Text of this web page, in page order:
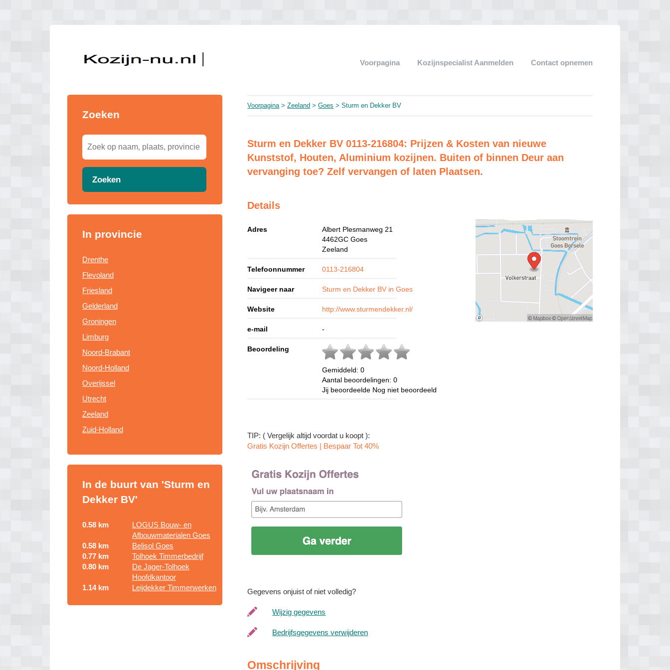
Voorpagina Kozijnspecialist Aanmelden Contact opnemen
Zoeken
Zoeken
In provincie
Drenthe
Flevoland
Friesland
Gelderland
Groningen
Limburg
Noord-Brabant
Noord-Holland
Overijssel
Utrecht
Zeeland
Zuid-Holland
In de buurt van 'Sturm en
Dekker BV'
0.58 km
LOGUS Bouw- en
Afbouwmaterialen Goes
0.58 km
Belisol Goes
0.77 km
Tolhoek Timmerbedrijf
0.80 km
De Jager-Tolhoek
Hoofdkantoor
1.14 km
Leijdekker Timmerwerken
Voorpagina>Zeeland >Goes > Sturm en Dekker BV
Sturm en Dekker BV 0113-216804: Prijzen & Kosten van nieuwe
Kunststof, Houten, Aluminium kozijnen. Buiten of binnen Deur aan
vervanging toe? Zelf vervangen of laten Plaatsen.
Details
Adres
Albert Plesmanweg 21
4462GC Goes
Zeeland
Telefoonnummer 0113-216804
Navigeer naar Sturm en Dekker BV in Goes
Website http://www.sturmendekker.nl/
e-mail -
Beoordeling
Gemiddeld:0
Aantal beoordelingen:0
Jij beoordeelde Nog niet beoordeeld
TIP: ( Vergelijk altijd voordat u koopt ):
Gratis Kozijn Offertes | Bespaar Tot 40%‎
Gegevens onjuist of niet volledig?
Wijzig gegevens
Bedrijfsgegevens verwijderen
Omschrijving